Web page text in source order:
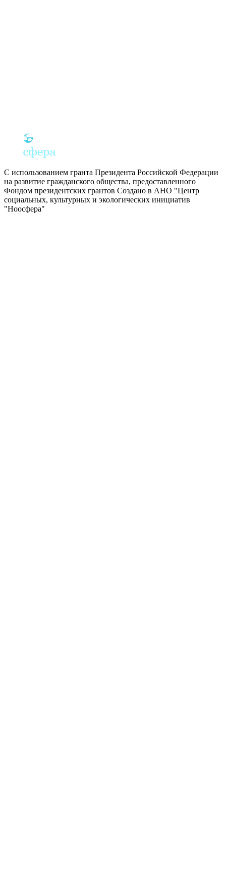
С использованием гранта Президента Российской Федерации
на развитие гражданского общества, предоставленного
Фондом президентских грантов Создано в АНО "Центр
социальных, культурных и экологических инициатив
"Ноосфера"